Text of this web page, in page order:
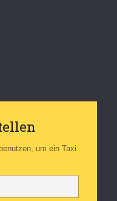
um ein Taxi